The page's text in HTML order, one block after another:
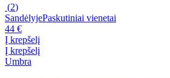
(2)
SandėlyjePaskutiniai vienetai
44 €
Į krepšelį
Į krepšelį
Umbra